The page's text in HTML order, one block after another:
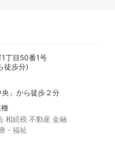
丁目50番1号
徒歩分)
」から徒歩２分
相続税 不動産 金融
・福祉